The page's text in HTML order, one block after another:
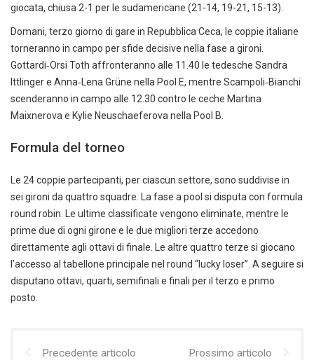
giocata, chiusa 2-1 per le sudamericane (21-14, 19-21, 15-13).
Domani, terzo giorno di gare in Repubblica Ceca, le coppie italiane
torneranno in campo per sfide decisive nella fase a gironi.
Gottardi‑Orsi Toth affronteranno alle 11.40 le tedesche Sandra
Ittlinger e Anna‑Lena Grüne nella Pool E, mentre Scampoli‑Bianchi
scenderanno in campo alle 12.30 contro le ceche Martina
Maixnerova e Kylie Neuschaeferova nella Pool B.
Formula del torneo
Le 24 coppie partecipanti, per ciascun settore, sono suddivise in
sei gironi da quattro squadre. La fase a pool si disputa con formula
round robin. Le ultime classificate vengono eliminate, mentre le
prime due di ogni girone e le due migliori terze accedono
direttamente agli ottavi di finale. Le altre quattro terze si giocano
l’accesso al tabellone principale nel round “lucky loser”. A seguire si
disputano ottavi, quarti, semifinali e finali per il terzo e primo
posto.
Precedente articolo Prossimo articolo